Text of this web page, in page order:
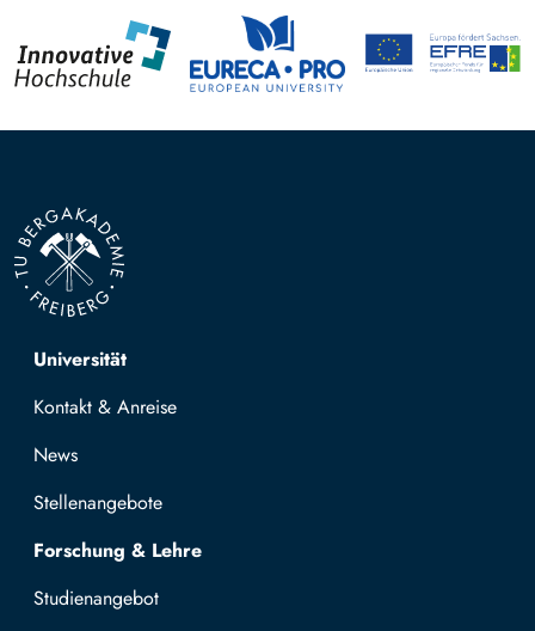
Top navigation
Universität
Kontakt & Anreise
News
Stellenangebote
Forschung & Lehre
Studienangebot